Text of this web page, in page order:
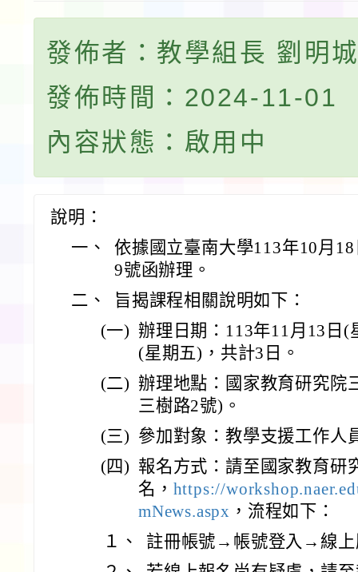
發佈者：教學組長 劉明
發佈時間：2024-11-01
內容狀態：啟用中
說明：
一、
依據國立臺南大學113年10月
9號函辦理。
二、
旨揭課程相關說明如下：
(一) 辦理日期：113年11月13日(
(星期五)，共計3日。
(二) 辦理地點：國家教育研究院
三樹路2號)。
(三) 參加對象：教學支援工作人
(四) 報名方式：請至國家教育研
名， https://
mNews.aspx ，流程如下：
１、
註冊帳號→帳號登入→線